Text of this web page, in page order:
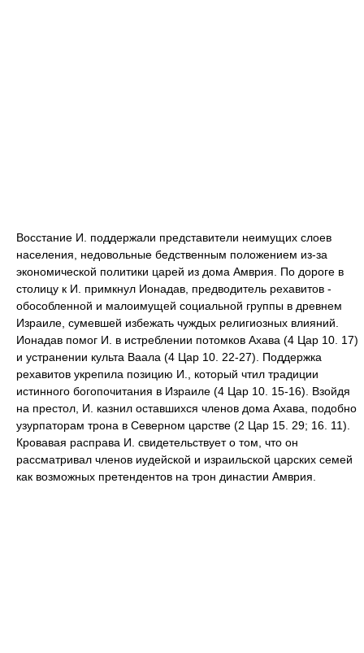
Восстание И. поддержали представители неимущих слоев
населения, недовольные бедственным положением из-за
экономической политики царей из дома Амврия. По дороге в
столицу к И. примкнул Ионадав, предводитель рехавитов -
обособленной и малоимущей социальной группы в древнем
Израиле, сумевшей избежать чуждых религиозных влияний.
Ионадав помог И. в истреблении потомков Ахава (4 Цар 10. 17)
и устранении культа Ваала (4 Цар 10. 22-27). Поддержка
рехавитов укрепила позицию И., который чтил традиции
истинного богопочитания в Израиле (4 Цар 10. 15-16). Взойдя
на престол, И. казнил оставшихся членов дома Ахава, подобно
узурпаторам трона в Северном царстве (2 Цар 15. 29; 16. 11).
Кровавая расправа И. свидетельствует о том, что он
рассматривал членов иудейской и израильской царских семей
как возможных претендентов на трон династии Амврия.